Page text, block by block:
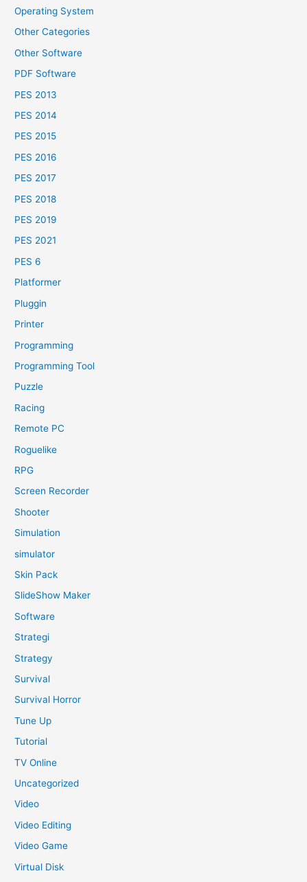
Operating System
Other Categories
Other Software
PDF Software
PES 2013
PES 2014
PES 2015
PES 2016
PES 2017
PES 2018
PES 2019
PES 2021
PES 6
Platformer
Pluggin
Printer
Programming
Programming Tool
Puzzle
Racing
Remote PC
Roguelike
RPG
Screen Recorder
Shooter
Simulation
simulator
Skin Pack
SlideShow Maker
Software
Strategi
Strategy
Survival
Survival Horror
Tune Up
Tutorial
TV Online
Uncategorized
Video
Video Editing
Video Game
Virtual Disk